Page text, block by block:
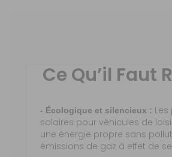
Ce Qu’il Faut
- Écologique et silencieux :
solaires pour véhicules de
une énergie propre sans
émissions de gaz à effet de